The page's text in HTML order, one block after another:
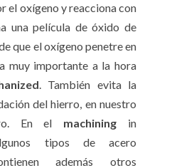
el oxígeno y reacciona con
una película de óxido de
que el oxígeno penetre en
muy importante a la hora
. También evita la
del hierro, en nuestro
En el machining in
tipos de acero
además otros